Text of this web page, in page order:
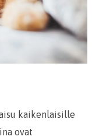
kaikenlaisille
ovat